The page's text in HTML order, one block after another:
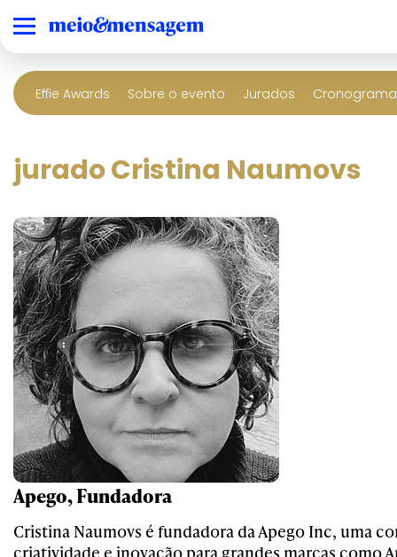
Effie Awards Sobre o evento Jurados
jurado Cristina Naumovs
Apego, Fundadora
Cristina Naumovs é fundadora da Apego Inc, uma
criatividade e inovação para grandes marcas como